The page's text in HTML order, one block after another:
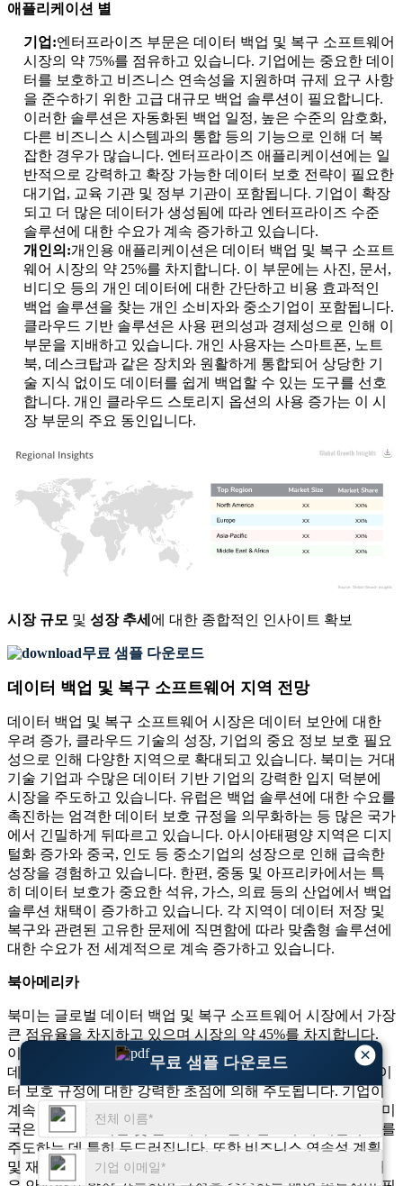
×
무료 샘플 다운로드
애플리케이션 별
기업:엔터프라이즈 부문은 데이터 백업 및 복구 소프트웨어
시장의 약 75%를 점유하고 있습니다. 기업에는 중요한 데이
터를 보호하고 비즈니스 연속성을 지원하며 규제 요구 사항
을 준수하기 위한 고급 대규모 백업 솔루션이 필요합니다.
이러한 솔루션은 자동화된 백업 일정, 높은 수준의 암호화,
다른 비즈니스 시스템과의 통합 등의 기능으로 인해 더 복
잡한 경우가 많습니다. 엔터프라이즈 애플리케이션에는 일
반적으로 강력하고 확장 가능한 데이터 보호 전략이 필요한
대기업, 교육 기관 및 정부 기관이 포함됩니다. 기업이 확장
되고 더 많은 데이터가 생성됨에 따라 엔터프라이즈 수준
솔루션에 대한 수요가 계속 증가하고 있습니다.
개인의:개인용 애플리케이션은 데이터 백업 및 복구 소프트
웨어 시장의 약 25%를 차지합니다. 이 부문에는 사진, 문서,
비디오 등의 개인 데이터에 대한 간단하고 비용 효과적인
백업 솔루션을 찾는 개인 소비자와 중소기업이 포함됩니다.
클라우드 기반 솔루션은 사용 편의성과 경제성으로 인해 이
부문을 지배하고 있습니다. 개인 사용자는 스마트폰, 노트
북, 데스크탑과 같은 장치와 원활하게 통합되어 상당한 기
술 지식 없이도 데이터를 쉽게 백업할 수 있는 도구를 선호
합니다. 개인 클라우드 스토리지 옵션의 사용 증가는 이 시
장 부문의 주요 동인입니다.
XX%
XX
XX%
XX
XX%
XX
XX%
XX
시장 규모 및 성장 추세 에 대한 종합적인 인사이트 확보
무료 샘플 다운로드
데이터 백업 및 복구 소프트웨어 지역 전망
데이터 백업 및 복구 소프트웨어 시장은 데이터 보안에 대한
우려 증가, 클라우드 기술의 성장, 기업의 중요 정보 보호 필요
성으로 인해 다양한 지역으로 확대되고 있습니다. 북미는 거대
기술 기업과 수많은 데이터 기반 기업의 강력한 입지 덕분에
시장을 주도하고 있습니다. 유럽은 백업 솔루션에 대한 수요를
촉진하는 엄격한 데이터 보호 규정을 의무화하는 등 많은 국가
에서 긴밀하게 뒤따르고 있습니다. 아시아태평양 지역은 디지
털화 증가와 중국, 인도 등 중소기업의 성장으로 인해 급속한
성장을 경험하고 있습니다. 한편, 중동 및 아프리카에서는 특
히 데이터 보호가 중요한 석유, 가스, 의료 등의 산업에서 백업
솔루션 채택이 증가하고 있습니다. 각 지역이 데이터 저장 및
복구와 관련된 고유한 문제에 직면함에 따라 맞춤형 솔루션에
대한 수요가 전 세계적으로 계속 증가하고 있습니다.
북아메리카
북미는 글로벌 데이터 백업 및 복구 소프트웨어 시장에서 가장
큰 점유율을 차지하고 있으며 시장의 약 45%를 차지합니다.
이 지역의 지배력은 클라우드 기술의 광범위한 채택, 수많은
데이터 중심 비즈니스, 금융 및 의료 부문에서 볼 수 있는 데이
터 보호 규정에 대한 강력한 초점에 의해 주도됩니다. 기업이
계속 증가하는 데이터 볼륨을 보호하기 위해 노력함에 따라 미
국은 클라우드 기반 및 온프레미스 솔루션 모두에 대한 수요를
주도하는 데 특히 두드러집니다. 또한 비즈니스 연속성 계획
및 재해 복구에 대한 관심이 높아지면서 북미 지역은 특히 매